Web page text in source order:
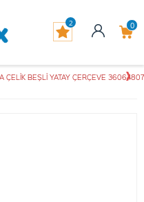
0
2
ÇELİK BEŞLİ YATAY ÇERÇEVE